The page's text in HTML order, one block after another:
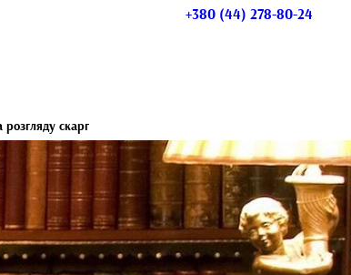
+380 (44) 278-80-24
скарг